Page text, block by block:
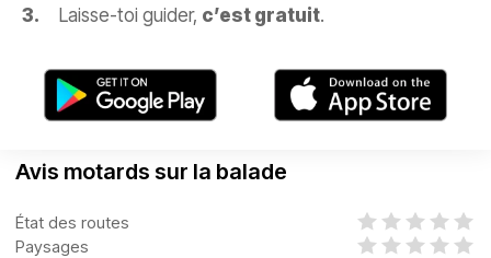
Laisse-toi guider, c’est gratuit.
Avis motards sur la balade
État des routes
Paysages